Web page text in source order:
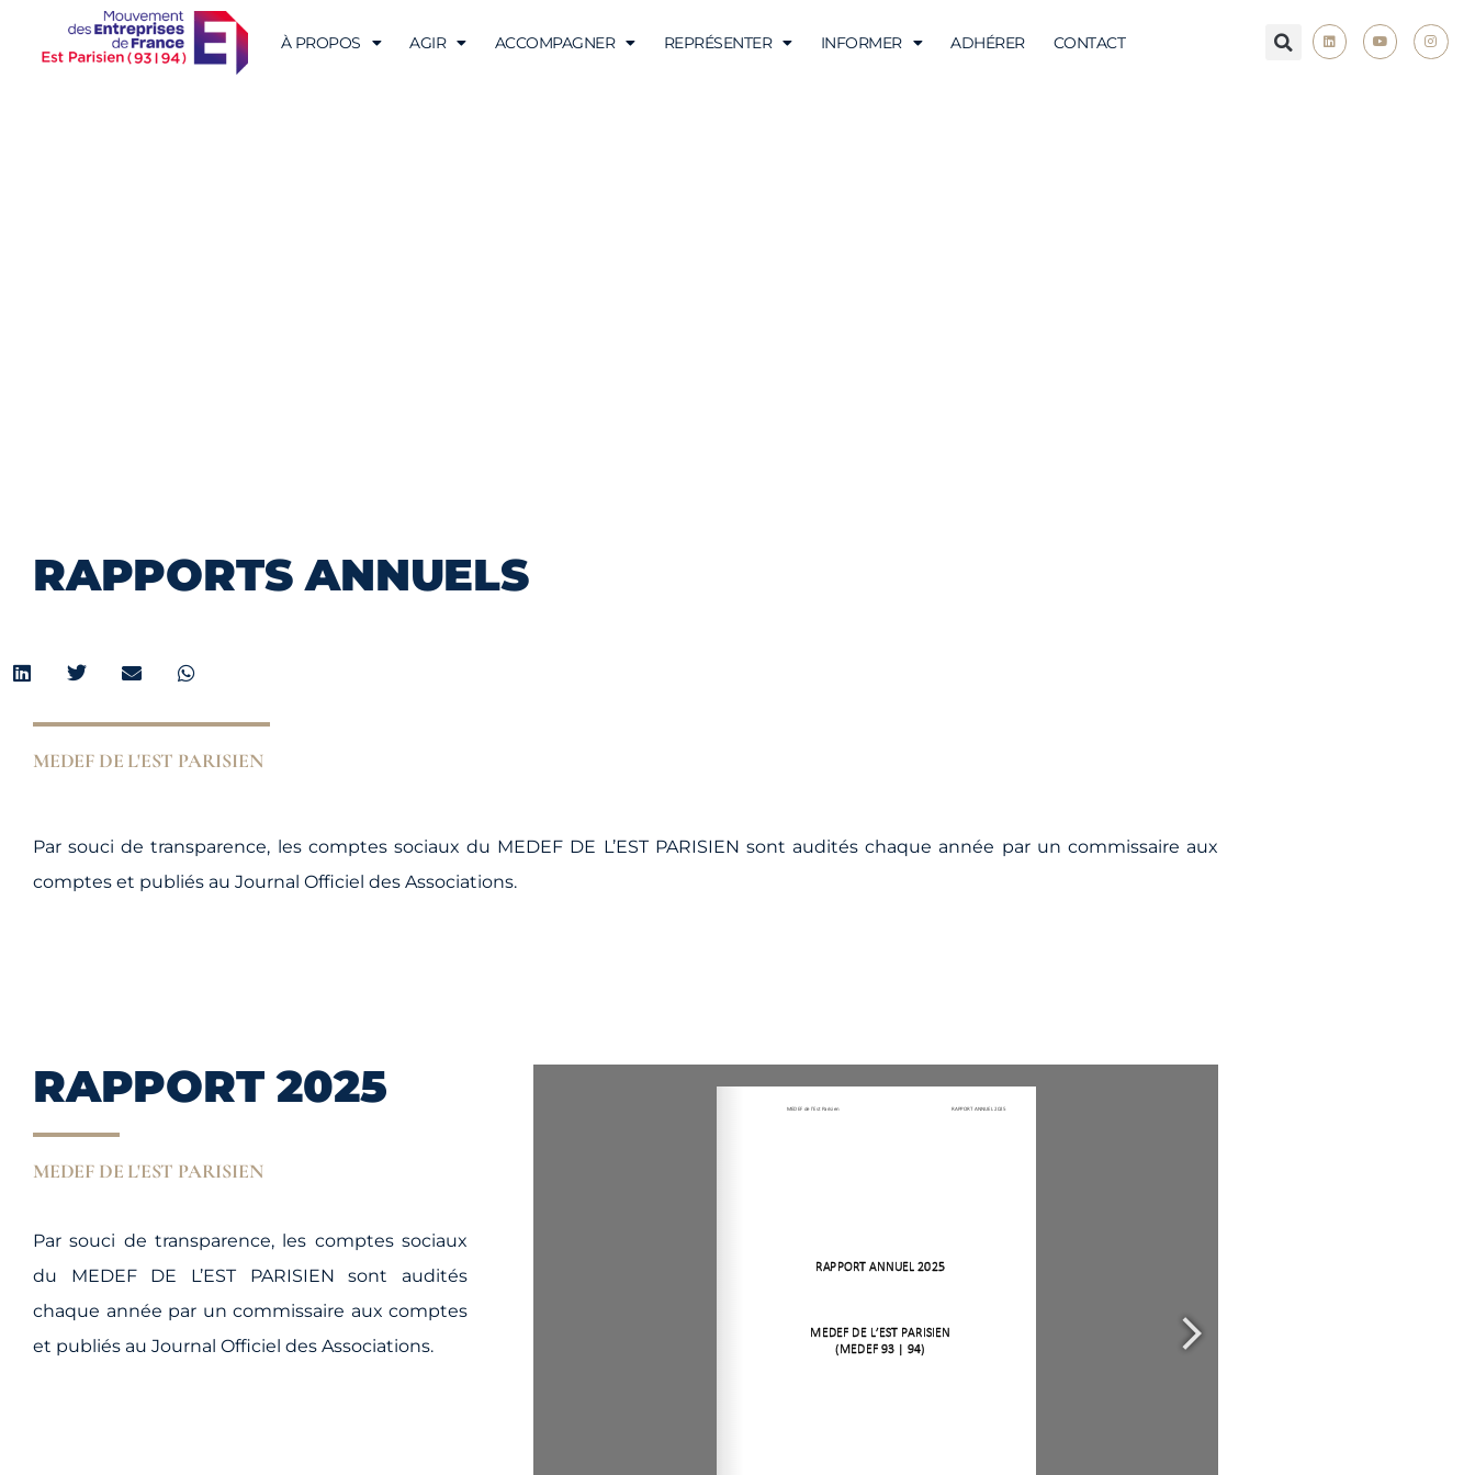
À PROPOS AGIR ACCOMPAGNER REPRÉSENTER INFORMER ADHÉRER CONTACT
RAPPORTS ANNUELS
MEDEF DE L'EST PARISIEN
Par souci de transparence, les comptes sociaux du MEDEF DE L’EST PARISIEN sont audités chaque année par un commissaire aux
comptes et publiés au Journal Officiel des Associations.
RAPPORT 2025
MEDEF DE L'EST PARISIEN
Par souci de transparence, les comptes sociaux
du MEDEF DE L’EST PARISIEN sont audités
chaque année par un commissaire aux comptes
et publiés au Journal Officiel des Associations.